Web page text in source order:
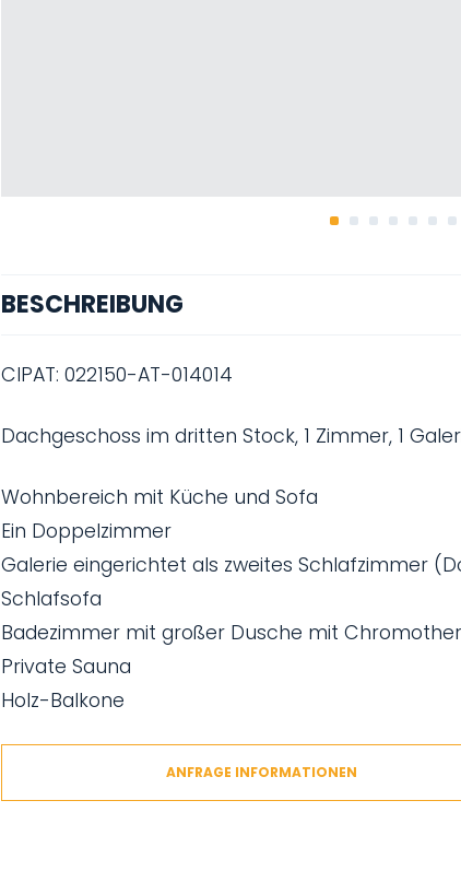
BESCHREIBUNG
CIPAT: 022150-AT-014014
Dachgeschoss im dritten Stock, 1 Zimmer, 1
Wohnbereich mit Küche und Sofa
Ein Doppelzimmer
Galerie eingerichtet als zweites Schlafzimmer
Schlafsofa
Badezimmer mit großer Dusche mit
Private Sauna
Holz-Balkone
ANFRAGE INFORMATIONEN